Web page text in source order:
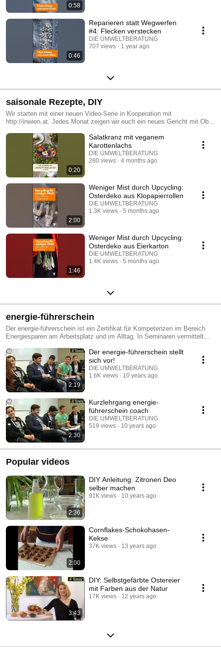
0:58
0:46
Reparieren statt Wegwerfen
#4: Flecken verstecken
DIE UMWELTBERATUNG
707 views
1 year ago
saisonale Rezepte, DIY
Wir starten mit einer neuen Video-Serie in Kooperation mit
http://inwien.at. Jedes Monat zeigen wir euch ein neues Gericht mit Obst
http://www.umweltberatung.at/rezepte Viel Spaß beim Nachkochen :)
0:20
Salatkranz mit veganem
Karottenlachs
DIE UMWELTBERATUNG
280 views
4 months ago
2:00
Weniger Mist durch Upcycling:
Osterdeko aus Klopapierrollen
DIE UMWELTBERATUNG
1.3K views
5 months ago
1:46
Weniger Mist durch Upcycling:
Osterdeko aus Eierkarton
DIE UMWELTBERATUNG
1.4K views
5 months ago
energie-führerschein
Der energie-führerschein ist ein Zertifikat für Kompetenzen im Bereich
Energiesparen am Arbeitsplatz und im Alltag. In Seminaren vermittelt
anwendungsorientierte Grundlagenwissen für den energie-führerschein.
"die umweltberatung" bietet diese Seminare für Einzelpersonen und
Gruppen an. Firmen und Organisationen können Seminare exklusiv
buchen. Weitere Informationen zu denT erminen, Kosten und
Förderungsmöglichkeiten unter http://www.energie-fuehrerschein.at
2:19
Der energie-führerschein stellt
sich vor!
DIE UMWELTBERATUNG
1.6K views
10 years ago
2:30
Kurzlehrgang energie-
führerschein coach
DIE UMWELTBERATUNG
519 views
10 years ago
Popular videos
2:36
DIY Anleitung: Zitronen Deo
selber machen
91K views 10 years ago
2:00
Cornflakes-Schokohasen-
Kekse
37K views 13 years ago
3:43
DIY: Selbstgefärbte Ostereier
mit Farben aus der Natur
17K views 12 years ago